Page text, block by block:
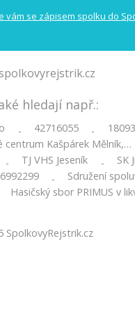
hledají např.:
- 42716055 -
centrum Kašpárek Mělník,…
- TJ VHS Jeseník - SK
- Sdružení
Hasičský sbor PRIMUS v
SpolkovyRejstrik.cz